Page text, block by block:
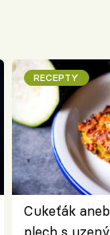
RECEPTY
Cukeťák
plech s